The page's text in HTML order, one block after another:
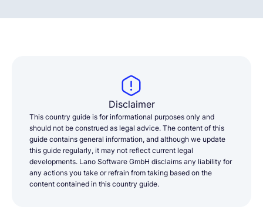
Disclaimer
This country guide is for informational purposes only and
should not be construed as legal advice. The content of this
guide contains general information, and although we update
this guide regularly, it may not reflect current legal
developments. Lano Software GmbH disclaims any liability for
any actions you take or refrain from taking based on the
content contained in this country guide.